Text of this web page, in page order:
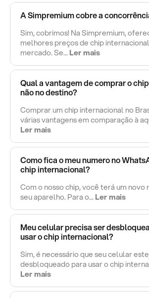
A Simpremium cobre a
Sim, cobrimos! Na Simpremium,
melhores preços de chip
mercado. Se...Ler mais
Qual a vantagem de comprar o
não no destino?
Comprar um chip internacional no
várias vantagens em comparação à
Ler mais
Como fica o meu numero no
chip internacional?
Com o nosso chip, você terá um novo
seu aparelho. Para o...Ler mais
Meu celular precisa ser
usar o chip internacional?
Sim, é necessário que seu celular
desbloqueado para usar o chip
Ler mais